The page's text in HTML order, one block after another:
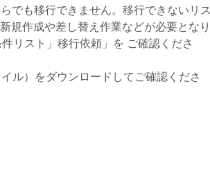
でも移行できません。移行できないリス
規作成や差し替え作業などが必要となり
リスト」移行依頼」を ご確認くださ
ル）をダウンロードしてご確認くださ